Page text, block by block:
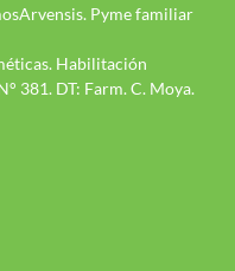
Pyme familiar
Habilitación
381. DT: Farm. C. Moya.